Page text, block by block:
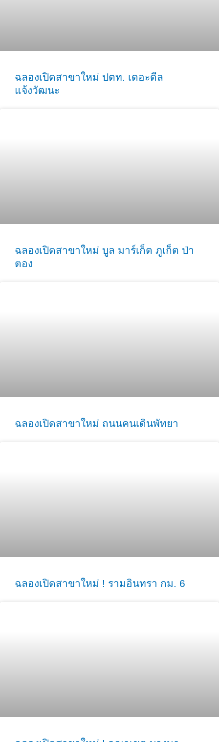
ฉลองเปิดสาขาใหม่ ปตท. เดอะดีล
แจ้งวัฒนะ
ฉลองเปิดสาขาใหม่ บูล มาร์เก็ต ภูเก็ต ป่า
ตอง
ฉลองเปิดสาขาใหม่ ถนนคนเดินพัทยา
ฉลองเปิดสาขาใหม่ ! รามอินทรา กม. 6